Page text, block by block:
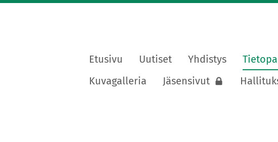
ry
Etusivu Uutiset Yhdistys
Kuvagalleria
Jäsensivut